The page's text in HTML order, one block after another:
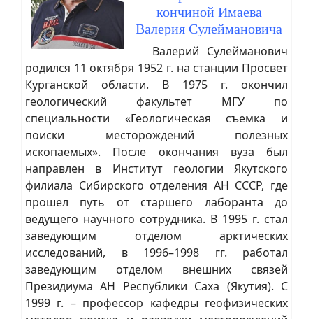
кончиной Имаева
Валерия Сулеймановича
Валерий Сулейманович
родился 11 октября 1952 г. на станции Просвет
Курганской области. В 1975 г. окончил
геологический факультет МГУ по
специальности «Геологическая съемка и
поиски месторождений полезных
ископаемых». После окончания вуза был
направлен в Институт геологии Якутского
филиала Сибирского отделения АН СССР, где
прошел путь от старшего лаборанта до
ведущего научного сотрудника. В 1995 г. стал
заведующим отделом арктических
исследований, в 1996–1998 гг. работал
заведующим отделом внешних связей
Президиума АН Республики Саха (Якутия). С
1999 г. – профессор кафедры геофизических